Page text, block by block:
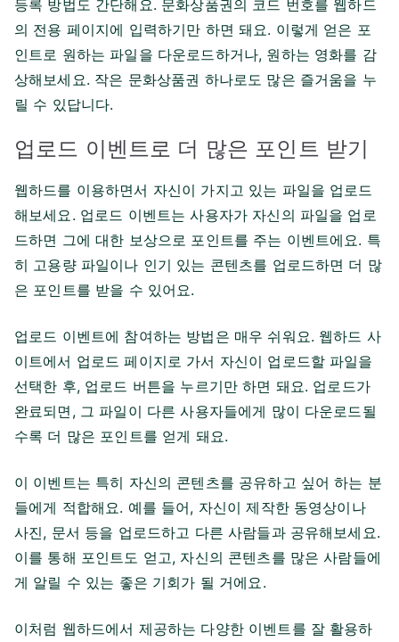
등록 방법도 간단해요. 문화상품권의 코드 번호를 웹하드
의 전용 페이지에 입력하기만 하면 돼요. 이렇게 얻은 포
인트로 원하는 파일을 다운로드하거나, 원하는 영화를 감
상해보세요. 작은 문화상품권 하나로도 많은 즐거움을 누
릴 수 있답니다.
업로드 이벤트로 더 많은 포인트 받기
웹하드를 이용하면서 자신이 가지고 있는 파일을 업로드
해보세요. 업로드 이벤트는 사용자가 자신의 파일을 업로
드하면 그에 대한 보상으로 포인트를 주는 이벤트에요. 특
히 고용량 파일이나 인기 있는 콘텐츠를 업로드하면 더 많
은 포인트를 받을 수 있어요.
업로드 이벤트에 참여하는 방법은 매우 쉬워요. 웹하드 사
이트에서 업로드 페이지로 가서 자신이 업로드할 파일을
선택한 후, 업로드 버튼을 누르기만 하면 돼요. 업로드가
완료되면, 그 파일이 다른 사용자들에게 많이 다운로드될
수록 더 많은 포인트를 얻게 돼요.
이 이벤트는 특히 자신의 콘텐츠를 공유하고 싶어 하는 분
들에게 적합해요. 예를 들어, 자신이 제작한 동영상이나
사진, 문서 등을 업로드하고 다른 사람들과 공유해보세요.
이를 통해 포인트도 얻고, 자신의 콘텐츠를 많은 사람들에
게 알릴 수 있는 좋은 기회가 될 거에요.
이처럼 웹하드에서 제공하는 다양한 이벤트를 잘 활용하